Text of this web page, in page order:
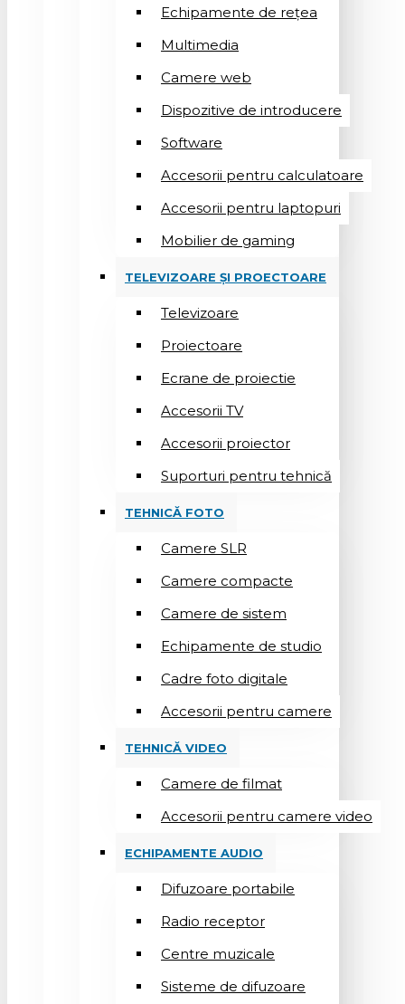
Echipamente de rețea
Multimedia
Camere web
Dispozitive de introducere
Software
Accesorii pentru calculatoare
Accesorii pentru laptopuri
Mobilier de gaming
TELEVIZOARE ȘI PROECTOARE
Televizoare
Proiectoare
Ecrane de proiectie
Accesorii TV
Accesorii proiector
Suporturi pentru tehnică
TEHNICĂ FOTO
Camere SLR
Camere compacte
Camere de sistem
Echipamente de studio
Cadre foto digitale
Accesorii pentru camere
TEHNICĂ VIDEO
Camere de filmat
Accesorii pentru camere video
ECHIPAMENTE AUDIO
Difuzoare portabile
Radio receptor
Centre muzicale
Sisteme de difuzoare